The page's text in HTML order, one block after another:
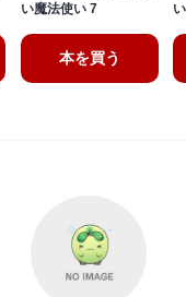
い魔法使い 7
本を買う